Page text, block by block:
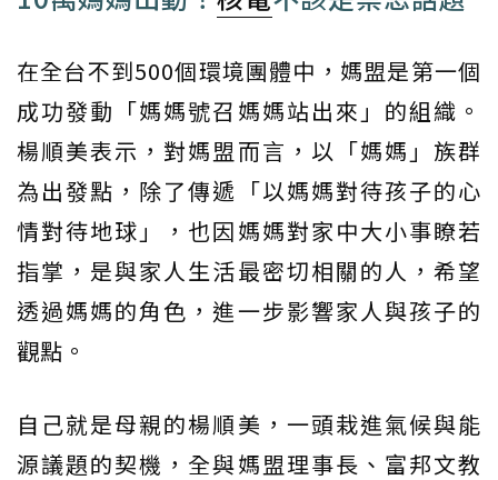
在全台不到500個環境團體中，媽盟是第一個
成功發動「媽媽號召媽媽站出來」的組織。
楊順美表示，對媽盟而言，以「媽媽」族群
為出發點，除了傳遞「以媽媽對待孩子的心
情對待地球」，也因媽媽對家中大小事瞭若
指掌，是與家人生活最密切相關的人，希望
透過媽媽的角色，進一步影響家人與孩子的
觀點。
自己就是母親的楊順美，一頭栽進氣候與能
源議題的契機，全與媽盟理事長、富邦文教